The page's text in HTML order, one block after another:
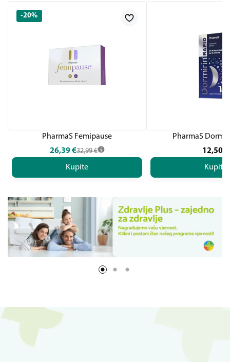
-20%
PharmaS Femipause
26,39 €32,99 €
Kupite
PharmaS
12,50
Kupite